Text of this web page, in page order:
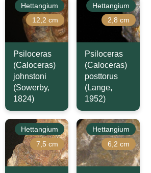
Hettangium
12,2 cm
Psiloceras
(Caloceras)
johnstoni
(Sowerby,
1824)
Hettangium
2,8 cm
Psiloceras
(Caloceras)
posttorus
(Lange,
1952)
Hettangium
7,5 cm
Hettangium
6,2 cm